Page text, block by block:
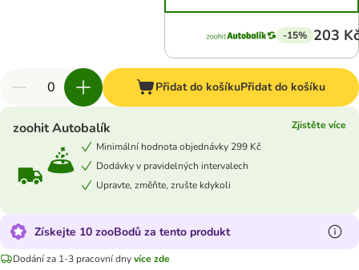
-15% 203
Přidat do košíkuPřidat do košíku
zoohit Autobalík
Zjistěte více
Minimální hodnota objednávky 299 Kč
Dodávky v pravidelných intervalech
Upravte, změňte, zrušte kdykoli
Získejte 10 zooBodů za tento produkt
Dodání za 1-3 pracovní dnyvíce zde